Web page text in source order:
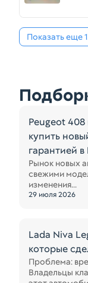
Показать еще
Peugeot
купить
гарантией
Рынок новых
свежими
изменения...
29 июля 2026
Lada Niva
которые
Проблема:
Владельцы